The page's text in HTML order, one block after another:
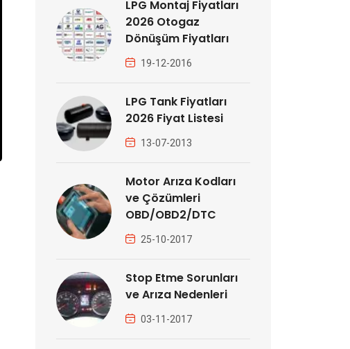
LPG Montaj Fiyatları
2026 Otogaz
Dönüşüm Fiyatları
19-12-2016
LPG Tank Fiyatları
2026 Fiyat Listesi
13-07-2013
Motor Arıza Kodları
ve Çözümleri
OBD/OBD2/DTC
25-10-2017
Stop Etme Sorunları
ve Arıza Nedenleri
03-11-2017